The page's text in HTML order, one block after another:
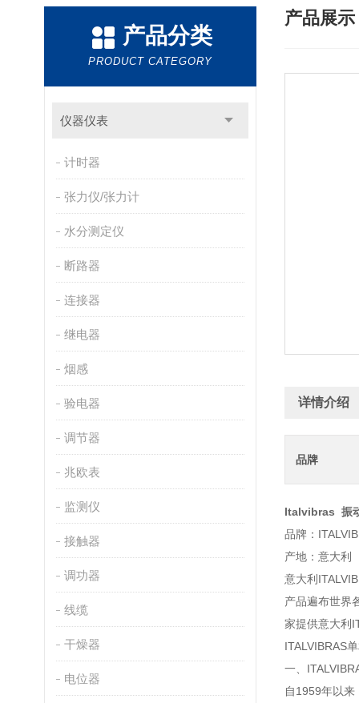
产品分类
PRODUCT CATEGORY
仪器仪表
计时器
张力仪/张力计
水分测定仪
断路器
连接器
继电器
烟感
验电器
调节器
兆欧表
监测仪
接触器
调功器
线缆
干燥器
电位器
产品展示
详情介绍
品牌
Italvibras 振
品牌：
产地：意大利
意大利
产品遍布世界
家提供意大利
ITALVIBRAS
一、
自1959年以